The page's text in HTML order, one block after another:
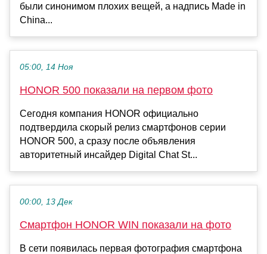
были синонимом плохих вещей, а надпись Made in
China...
05:00, 14 Ноя
HONOR 500 показали на первом фото
Сегодня компания HONOR официально
подтвердила скорый релиз смартфонов серии
HONOR 500, а сразу после объявления
авторитетный инсайдер Digital Chat St...
00:00, 13 Дек
Смартфон HONOR WIN показали на фото
В сети появилась первая фотография смартфона